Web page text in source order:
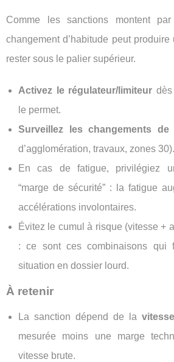
Comme les sanctions montent
changement d’habitude peut
rester sous le palier supérieur.
Activez le régulateur/limiteur
le permet.
Surveillez les changements de
d’agglomération, travaux, zones 30).
En cas de fatigue, privilégiez
“marge de sécurité” : la fatigue
accélérations involontaires.
Évitez le cumul à risque (vitesse +
: ce sont ces combinaisons qui
situation en dossier lourd.
À retenir
La sanction dépend de la
mesurée moins une marge
vitesse brute.